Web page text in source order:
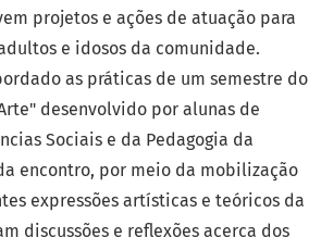
projetos e ações de atuação para
e idosos da comunidade.
as práticas de um semestre do
desenvolvido por alunas de
Sociais e da Pedagogia da
encontro, por meio da mobilização
expressões artísticas e teóricos da
discussões e reflexões acerca dos